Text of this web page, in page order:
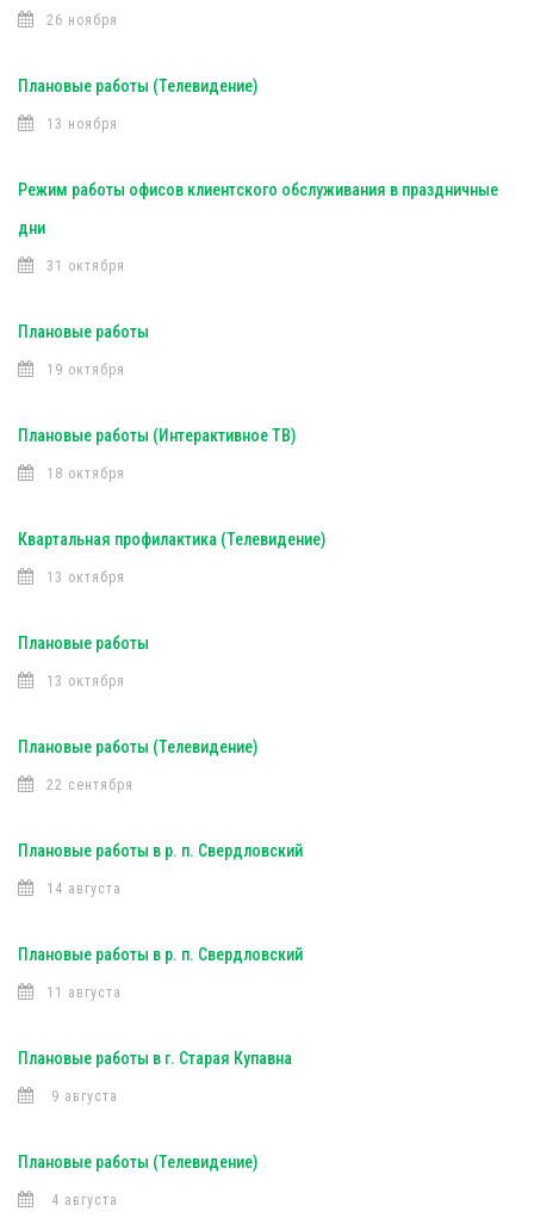
26 ноября
Плановые работы (Телевидение)
13 ноября
Режим работы офисов клиентского обслуживания в праздничные
дни
31 октября
Плановые работы
19 октября
Плановые работы (Интерактивное ТВ)
18 октября
Квартальная профилактика (Телевидение)
13 октября
Плановые работы
13 октября
Плановые работы (Телевидение)
22 сентября
Плановые работы в р. п. Свердловский
14 августа
Плановые работы в р. п. Свердловский
11 августа
Плановые работы в г. Старая Купавна
9 августа
Плановые работы (Телевидение)
4 августа